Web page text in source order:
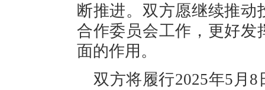
断推进。双方愿继续推
合作委员会工作，更好发
面的作用。
双方将履行2025年5月